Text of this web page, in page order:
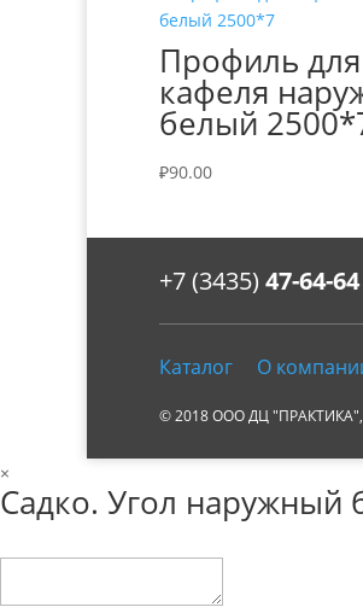
Профиль для
кафеля
белый
₽90.00
+7 (3435) 47-64-
Каталог О
© 2018 ООО ДЦ "ПРАКТИКА",
×
Садко. Угол наружный